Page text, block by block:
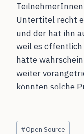
Untertitel recht
und der hat ihn
weil es öffentlich
hätte
weiter
könnten solche
Schlagworte:
#Open Source